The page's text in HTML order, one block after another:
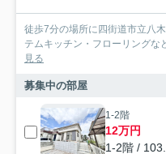
徒歩7分の場所に四街道市立八
テムキッチン・フローリングな
見る
募集中の部屋
1-2階
12万円
1-2階 /